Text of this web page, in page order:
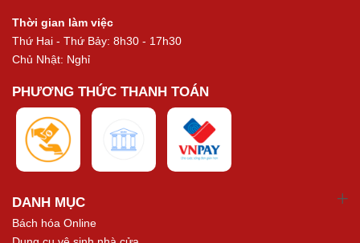
Thời gian làm việc
Thứ Hai - Thứ Bảy: 8h30 - 17h30
Chủ Nhật: Nghỉ
PHƯƠNG THỨC THANH TOÁN
DANH MỤC
Bách hóa Online